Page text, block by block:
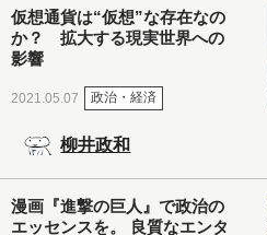
仮想通貨は“仮想”な存在なの
か？ 拡大する現実世界への
影響
2021.05.07 政治・経済
柳井政和
漫画『進撃の巨人』で政治の
エッセンスを。 良質なエンタ